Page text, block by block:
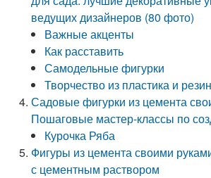
ведущих дизайнеров (80 фото)
Важные акценты
Как расставить
Самодельные фигурки
Творчество из пластика и
Садовые фигурки из цемента
Пошаговые мастер-классы по
Курочка Ряба
Фигуры из цемента своими
с цементным раствором